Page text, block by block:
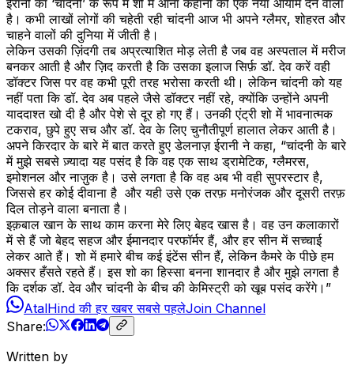
है। कभी लाखों लोगों की चहेती रही चांदनी आज भी अपने ग्लैमर, शोहरत और
चाहने वालों की दुनिया में जीती है।
लेकिन उसकी ज़िंदगी तब अप्रत्याशित मोड़ लेती है जब वह अस्पताल में मरीज
बनकर आती है और ज़िद करती है कि उसका इलाज सिर्फ़ डॉ. देव करें वही
डॉक्टर जिस पर वह कभी पूरी तरह भरोसा करती थी। लेकिन चांदनी को यह
नहीं पता कि डॉ. देव अब पहले जैसे डॉक्टर नहीं रहे, क्योंकि उन्होंने अपनी
याददाश्त खो दी है और पेशे से दूर हो गए हैं। उनकी एंट्री शो में भावनात्मक
टकराव, छुपे हुए सच और डॉ. देव के लिए चुनौतीपूर्ण हालात लेकर आती है।
अपने किरदार के बारे में बात करते हुए डेलनाज़ ईरानी ने कहा, “चांदनी के बारे
में मुझे सबसे ज़्यादा यह पसंद है कि वह एक साथ ड्रामेटिक, ग्लैमरस,
इमोशनल और नाज़ुक है। उसे लगता है कि वह अब भी वही सुपरस्टार है,
जिससे हर कोई दीवाना है और यही उसे एक तरफ़ मनोरंजक और दूसरी तरफ़
दिल तोड़ने वाला बनाता है।
इक़बाल खान के साथ काम करना मेरे लिए बेहद खास है। वह उन कलाकारों
में से हैं जो बेहद सहज और ईमानदार परफॉर्मर हैं, और हर सीन में सच्चाई
लेकर आते हैं। शो में हमारे बीच कई इंटेंस सीन हैं, लेकिन कैमरे के पीछे हम
अक्सर हँसते रहते हैं। इस शो का हिस्सा बनना शानदार है और मुझे लगता है
कि दर्शक डॉ. देव और चांदनी के बीच की केमिस्ट्री को खूब पसंद करेंगे।”
AtalHind की हर खबर सबसे पहलेJoin Channel
Share:
Written by